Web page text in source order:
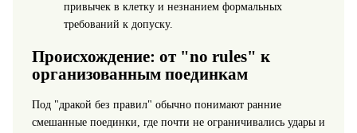
привычек в клетку и незнанием формальных
требований к допуску.
Происхождение: от "no rules" к
организованным поединкам
Под "дракой без правил" обычно понимают ранние
смешанные поединки, где почти не ограничивались удары и